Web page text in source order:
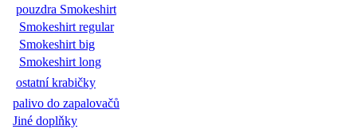
pouzdra Smokeshirt
Smokeshirt regular
Smokeshirt big
Smokeshirt long
ostatní krabičky
palivo do zapalovačů
Jiné doplňky